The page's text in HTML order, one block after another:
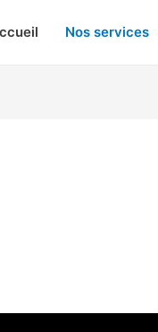
Nos services